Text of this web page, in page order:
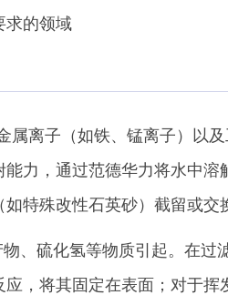
求的领域
离子（如铁、锰离子）以
力，通过范德华力将水中
特殊改性石英砂）截留或交
、硫化氢等物质引起。在
，将其固定在表面；对于